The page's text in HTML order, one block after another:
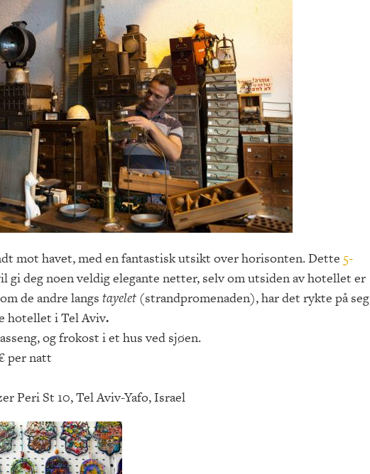
mot havet, med en fantastisk utsikt over horisonten. Dette 5-
gi deg noen veldig elegante netter, selv om utsiden av hotellet er
de andre langstayelet (strandpromenaden), har det rykte på seg
hotellet i Tel Aviv.
og frokost i et hus ved sjøen.
per natt
Peri St 10, Tel Aviv-Yafo, Israel